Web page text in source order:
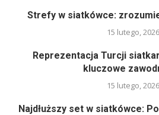
Strefy w siatkówce:
15 lutego, 2026
Reprezentacja Turcji
kluczowe
15 lutego, 2026
Najdłuższy set w siatkówce: